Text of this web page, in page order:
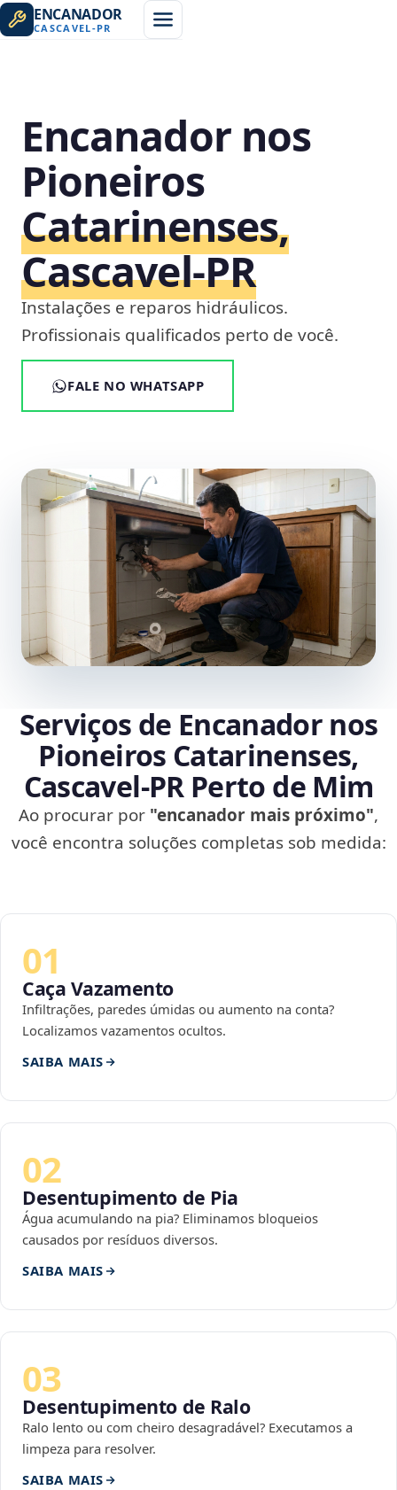
ENCANADOR
CASCAVEL-PR
Encanador nos
Pioneiros
Catarinenses,
Cascavel‑PR
Instalações e reparos hidráulicos.
Profissionais qualificados perto de você.
FALE NO WHATSAPP
Serviços de Encanador nos
Pioneiros Catarinenses,
Cascavel‑PR Perto de Mim
Ao procurar por "encanador mais próximo",
você encontra soluções completas sob medida:
01
Caça Vazamento
Infiltrações, paredes úmidas ou aumento na conta?
Localizamos vazamentos ocultos.
SAIBA MAIS
02
Desentupimento de Pia
Água acumulando na pia? Eliminamos bloqueios
causados por resíduos diversos.
SAIBA MAIS
03
Desentupimento de Ralo
Ralo lento ou com cheiro desagradável? Executamos a
limpeza para resolver.
SAIBA MAIS